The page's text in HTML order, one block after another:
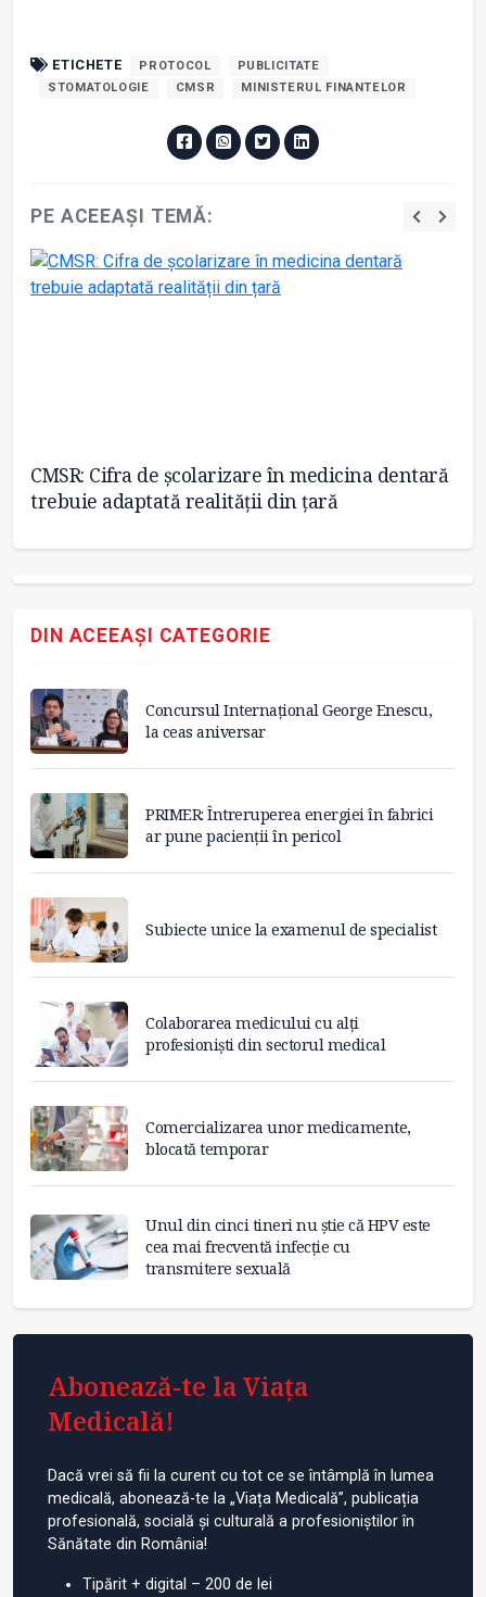
ETICHETE PROTOCOL
PUBLICITATE
STOMATOLOGIE
CMSR MINISTERUL FINANTELOR
PE ACEEAȘI TEMĂ:
CMSR: Cifra de școlarizare în medicina dentară
trebuie adaptată realității din țară
DIN ACEEAȘI CATEGORIE
Concursul Internațional George Enescu,
la ceas aniversar
PRIMER: Întreruperea energiei în fabrici
ar pune pacienții în pericol
Subiecte unice la examenul de specialist
Colaborarea medicului cu alți
profesioniști din sectorul medical
Comercializarea unor medicamente,
blocată temporar
Unul din cinci tineri nu știe că HPV este
cea mai frecventă infecție cu
transmitere sexuală
Abonează-te la Viața
Medicală!
Dacă vrei să fii la curent cu tot ce se întâmplă în lumea
medicală, abonează-te la „Viața Medicală”, publicația
profesională, socială și culturală a profesioniștilor în
Sănătate din România!
Tipărit + digital – 200 de lei